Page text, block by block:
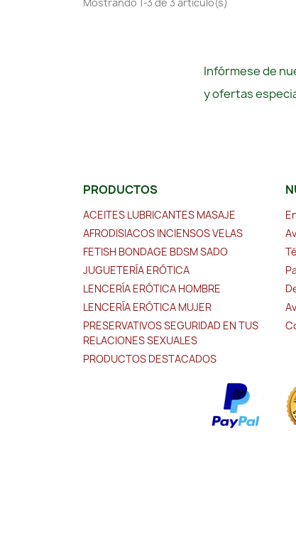
Infórmese de
y ofertas
PRODUCTOS
ACEITES LUBRICANTES MASAJE
AFRODISIACOS INCIENSOS VELAS
FETISH BONDAGE BDSM SADO
JUGUETERÍA ERÓTICA
LENCERÍA ERÓTICA HOMBRE
LENCERÍA ERÓTICA MUJER
PRESERVATIVOS SEGURIDAD EN TUS
RELACIONES SEXUALES
PRODUCTOS DESTACADOS